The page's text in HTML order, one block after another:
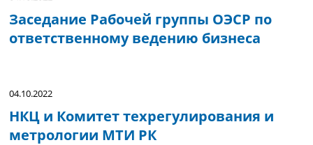
Заседание Рабочей группы ОЭСР по
ответственному ведению бизнеса
04.10.2022
НКЦ и Комитет техрегулирования и
метрологии МТИ РК